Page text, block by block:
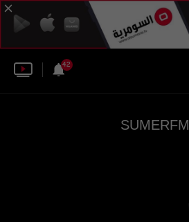
42
SUMERFM